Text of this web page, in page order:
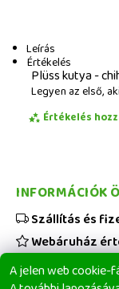
Leírás
Értékelés
Plüss kutya -
Legyen az első,
Értékelés
A jelen web cookie-
INFORMÁCIÓK
Szállítás és
Webáruház